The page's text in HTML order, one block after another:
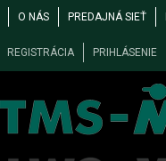
O NÁS PREDAJNÁ SIEŤ
REGISTRÁCIA PRIHLÁSENIE